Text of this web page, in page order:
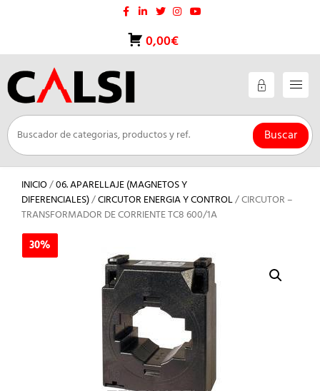
0,00€
Buscar
INICIO/06. APARELLAJE (MAGNETOS Y
DIFERENCIALES)/CIRCUTOR ENERGIA Y CONTROL/ CIRCUTOR –
TRANSFORMADOR DE CORRIENTE TC8 600/1A
30%
30%